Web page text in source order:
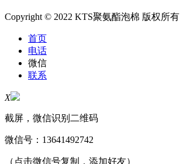
Copyright © 2022 KTS聚氨酯泡棉 版权所有
首页
电话
微信
联系
X
截屏，微信识别二维码
微信号： 13641492742
（点击微信号复制，添加好友）